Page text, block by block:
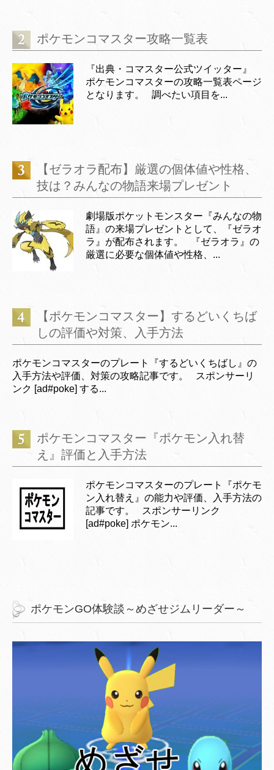
ポケモンコマスター攻略一覧表
『出典・コマスター公式ツイッター』
ポケモンコマスターの攻略一覧表ページ
となります。 調べたい項目を...
【ゼラオラ配布】厳選の個体値や性格、
技は？みんなの物語来場プレゼント
劇場版ポケットモンスター『みんなの物
語』の来場プレゼントとして、『ゼラオ
ラ』が配布されます。 『ゼラオラ』の
厳選に必要な個体値や性格、...
【ポケモンコマスター】するどいくちば
しの評価や対策、入手方法
ポケモンコマスターのプレート『するどいくちばし』の
入手方法や評価、対策の攻略記事です。 スポンサーリ
ンク [ad#poke] する...
ポケモンコマスター『ポケモン入れ替
え』評価と入手方法
ポケモンコマスターのプレート『ポケモ
ン入れ替え』の能力や評価、入手方法の
記事です。 スポンサーリンク
[ad#poke] ポケモン...
ポケモンGO体験談～めざせジムリーダー～